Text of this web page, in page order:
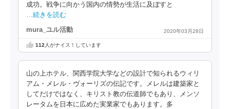
成功。戦争に向かう国内の情勢が生活に及ぼすと
…続きを読む
mura_ユル活動 2020年03月28日
112 人がナイス！しています
山の上ホテル、関西学院大学などの設計で知られるウィリ
アム・メレル・ヴォーリズの伝記です。メレルは建築家と
してだけではなく、キリスト教の伝道師でもあり、メンソ
レータムを日本に広めた実業家でもあります。多